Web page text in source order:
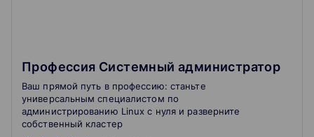
Профессия Системный администратор
Ваш прямой путь в профессию: станьте
универсальным специалистом по
администрированию Linux с нуля и разверните
собственный кластер